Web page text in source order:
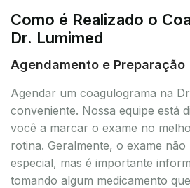
Como é Realizado o
Dr. Lumimed
Agendamento e Preparação
Agendar um coagulograma na
conveniente. Nossa equipe está
você a marcar o exame no
rotina. Geralmente, o exame
especial, mas é importante
tomando algum medicamento